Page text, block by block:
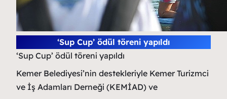
‘Sup Cup’ ödül töreni yapıldı
‘Sup Cup’ ödül töreni yapıldı
Kemer Belediyesi’nin destekleriyle Kemer Turizmci
ve İş Adamları Derneği (KEMİAD) ve